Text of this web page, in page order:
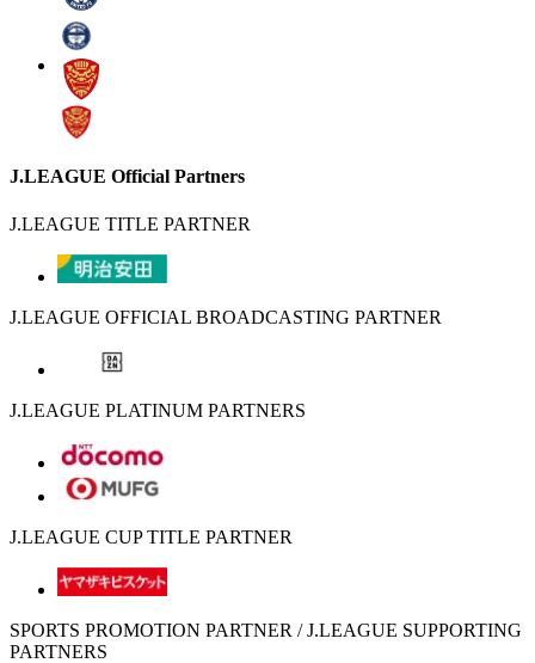
J.LEAGUE Official Partners
J.LEAGUE TITLE PARTNER
J.LEAGUE OFFICIAL BROADCASTING PARTNER
J.LEAGUE PLATINUM PARTNERS
J.LEAGUE CUP TITLE PARTNER
SPORTS PROMOTION PARTNER / J.LEAGUE SUPPORTING
PARTNERS